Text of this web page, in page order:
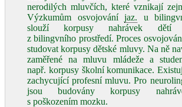
nerodilých mluvčích, které vznikají
Výzkumům osvojováníjaz. u
slouží korpusy nahrávek dětí
z bilingvního prostředí. Proces
studovat korpusy dětské mluvy. Na ně
zaměřené na mluvu mládeže a
např. korpusy školní komunikace.
zachycující profesní mluvu. Pro
jsou budovány korpusy
s poškozením mozku.